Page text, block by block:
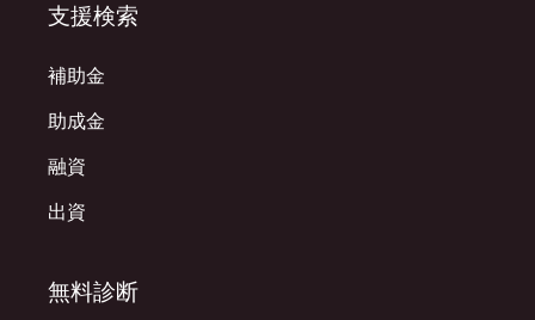
支援検索
補助金
助成金
融資
出資
無料診断